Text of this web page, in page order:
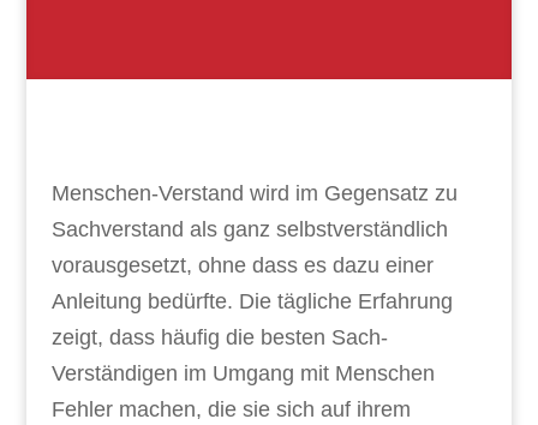
Menschen-Verstand wird im Gegensatz zu
Sachverstand als ganz selbstverständlich
vorausgesetzt, ohne dass es dazu einer
Anleitung bedürfte. Die tägliche Erfahrung
zeigt, dass häufig die besten Sach-
Verständigen im Umgang mit Menschen
Fehler machen, die sie sich auf ihrem